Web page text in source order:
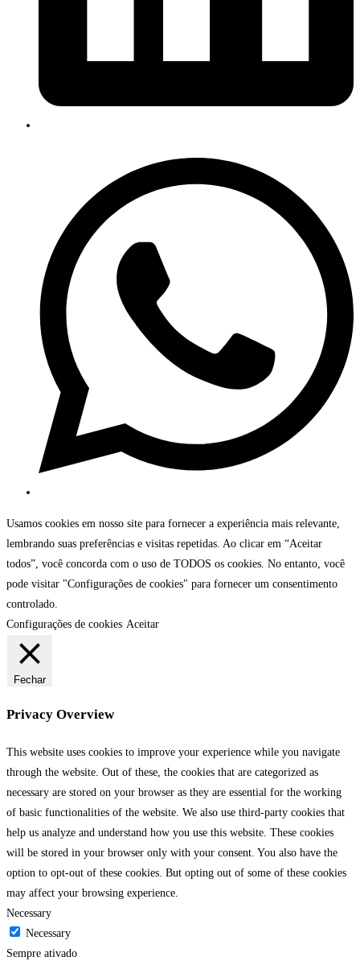
Usamos cookies em nosso site para fornecer a experiência mais relevante,
lembrando suas preferências e visitas repetidas. Ao clicar em “Aceitar
todos”, você concorda com o uso de TODOS os cookies. No entanto, você
pode visitar "Configurações de cookies" para fornecer um consentimento
controlado.
Configurações de cookies Aceitar
Fechar
Privacy Overview
This website uses cookies to improve your experience while you navigate
through the website. Out of these, the cookies that are categorized as
necessary are stored on your browser as they are essential for the working
of basic functionalities of the website. We also use third-party cookies that
help us analyze and understand how you use this website. These cookies
will be stored in your browser only with your consent. You also have the
option to opt-out of these cookies. But opting out of some of these cookies
may affect your browsing experience.
Necessary
Necessary
Sempre ativado